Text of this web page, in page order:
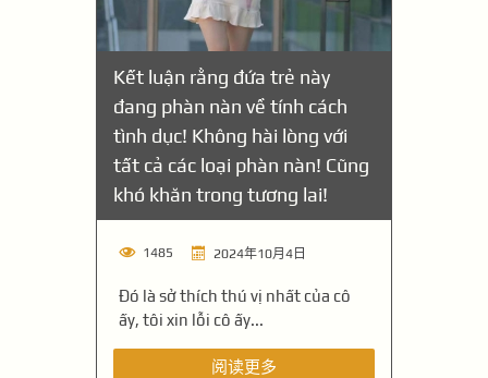
Kết luận rằng đứa trẻ này
đang phàn nàn về tính cách
tình dục! Không hài lòng với
tất cả các loại phàn nàn! Cũng
khó khăn trong tương lai!
1485 2024年10月4日
Đó là sở thích thú vị nhất của cô
ấy, tôi xin lỗi cô ấy...
阅读更多